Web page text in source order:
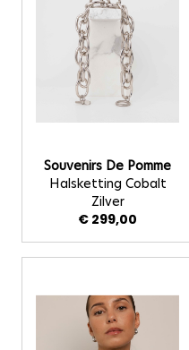
Souvenirs De Pomme
Halsketting Cobalt
Zilver
€ 299,00